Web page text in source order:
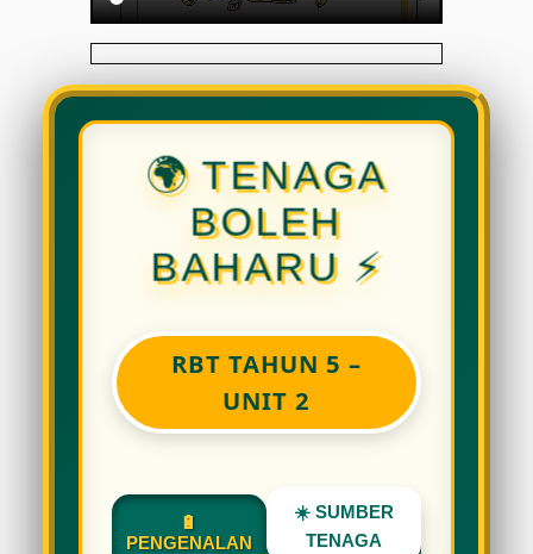
🌍 TENAGA
BOLEH
BAHARU ⚡
RBT TAHUN 5 –
UNIT 2
🔋
PENGENALAN
☀️ SUMBER
TENAGA